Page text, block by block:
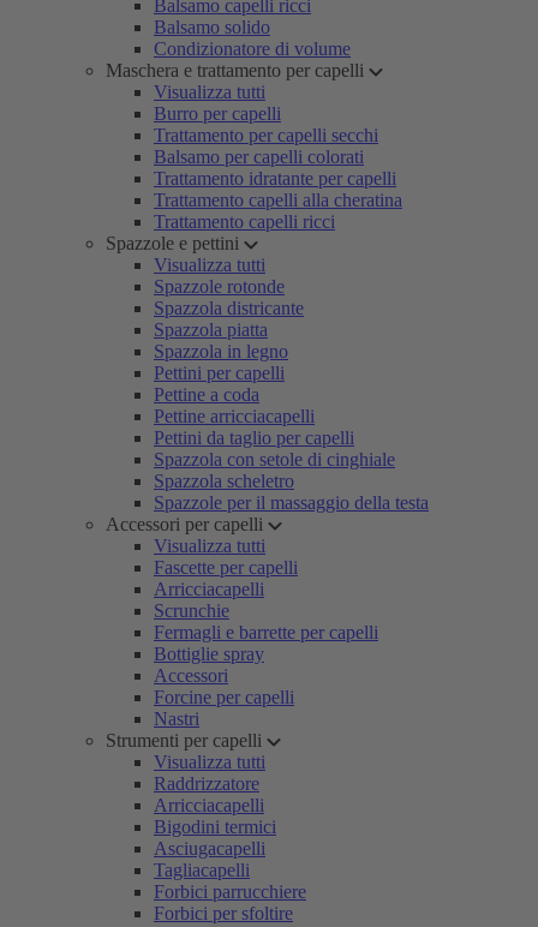
Balsamo capelli ricci
Balsamo solido
Condizionatore di volume
Maschera e trattamento per capelli
Visualizza tutti
Burro per capelli
Trattamento per capelli secchi
Balsamo per capelli colorati
Trattamento idratante per capelli
Trattamento capelli alla cheratina
Trattamento capelli ricci
Spazzole e pettini
Visualizza tutti
Spazzole rotonde
Spazzola districante
Spazzola piatta
Spazzola in legno
Pettini per capelli
Pettine a coda
Pettine arricciacapelli
Pettini da taglio per capelli
Spazzola con setole di cinghiale
Spazzola scheletro
Spazzole per il massaggio della testa
Accessori per capelli
Visualizza tutti
Fascette per capelli
Arricciacapelli
Scrunchie
Fermagli e barrette per capelli
Bottiglie spray
Accessori
Forcine per capelli
Nastri
Strumenti per capelli
Visualizza tutti
Raddrizzatore
Arricciacapelli
Bigodini termici
Asciugacapelli
Tagliacapelli
Forbici parrucchiere
Forbici per sfoltire